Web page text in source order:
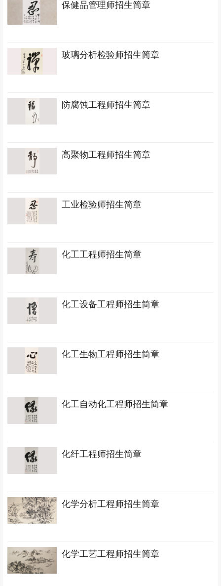
保健品管理师招生简章
玻璃分析检验师招生简章
防腐蚀工程师招生简章
高聚物工程师招生简章
工业检验师招生简章
化工工程师招生简章
化工设备工程师招生简章
化工生物工程师招生简章
化工自动化工程师招生简章
化纤工程师招生简章
化学分析工程师招生简章
化学工艺工程师招生简章